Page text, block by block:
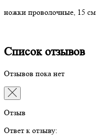
ножки проволочные, 15 см
Список отзывов
Отзывов пока нет
Отзыв
Ответ к отзыву: